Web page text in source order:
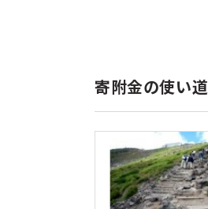
寄附金の使い道